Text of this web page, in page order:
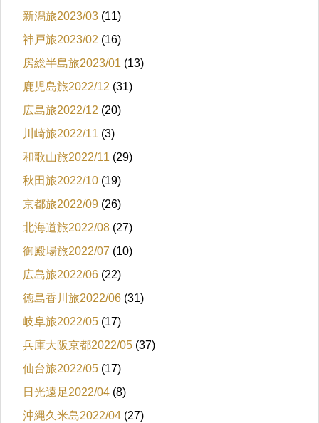
新潟旅2023/03 (11)
神戸旅2023/02 (16)
房総半島旅2023/01 (13)
鹿児島旅2022/12 (31)
広島旅2022/12 (20)
川崎旅2022/11 (3)
和歌山旅2022/11 (29)
秋田旅2022/10 (19)
京都旅2022/09 (26)
北海道旅2022/08 (27)
御殿場旅2022/07 (10)
広島旅2022/06 (22)
徳島香川旅2022/06 (31)
岐阜旅2022/05 (17)
兵庫大阪京都2022/05 (37)
仙台旅2022/05 (17)
日光遠足2022/04 (8)
沖縄久米島2022/04 (27)